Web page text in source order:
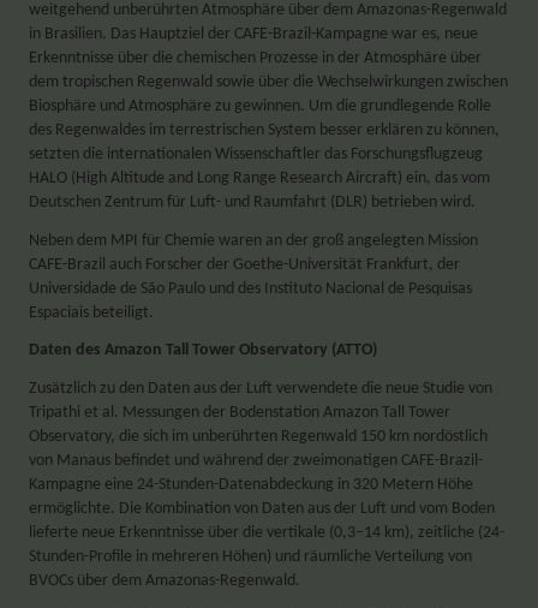
weitgehend unberührten Atmosphäre über dem Amazonas-Regenwald
in Brasilien. Das Hauptziel der CAFE-Brazil-Kampagne war es, neue
Erkenntnisse über die chemischen Prozesse in der Atmosphäre über
dem tropischen Regenwald sowie über die Wechselwirkungen zwischen
Biosphäre und Atmosphäre zu gewinnen. Um die grundlegende Rolle
des Regenwaldes im terrestrischen System besser erklären zu können,
setzten die internationalen Wissenschaftler das Forschungsflugzeug
HALO (High Altitude and Long Range Research Aircraft) ein, das vom
Deutschen Zentrum für Luft- und Raumfahrt (DLR) betrieben wird.
Neben dem MPI für Chemie waren an der groß angelegten Mission
CAFE-Brazil auch Forscher der Goethe-Universität Frankfurt, der
Universidade de São Paulo und des Instituto Nacional de Pesquisas
Espaciais beteiligt.
Daten des Amazon Tall Tower Observatory (ATTO)
Zusätzlich zu den Daten aus der Luft verwendete die neue Studie von
Tripathi et al. Messungen der Bodenstation Amazon Tall Tower
Observatory, die sich im unberührten Regenwald 150 km nordöstlich
von Manaus befindet und während der zweimonatigen CAFE-Brazil-
Kampagne eine 24-Stunden-Datenabdeckung in 320 Metern Höhe
ermöglichte. Die Kombination von Daten aus der Luft und vom Boden
lieferte neue Erkenntnisse über die vertikale (0,3–14 km), zeitliche (24-
Stunden-Profile in mehreren Höhen) und räumliche Verteilung von
BVOCs über dem Amazonas-Regenwald.